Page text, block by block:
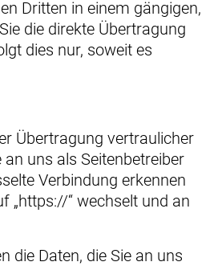
Dritten in einem gängigen,
die direkte Übertragung
dies nur, soweit es
Übertragung vertraulicher
uns als Seitenbetreiber
Verbindung erkennen
„https://“ wechselt und an
die Daten, die Sie an uns